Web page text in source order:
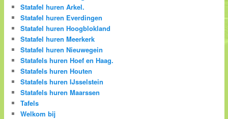
Statafel huren Arkel.
Statafel huren Everdingen
Statafel huren Hoogblokland
Statafel huren Meerkerk
Statafel huren Nieuwegein
Statafels huren Hoef en Haag.
Statafels huren Houten
Statafels huren IJsselstein
Statafels huren Maarssen
Tafels
Welkom bij